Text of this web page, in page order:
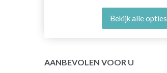
Bekijk alle opties
AANBEVOLEN VOOR U